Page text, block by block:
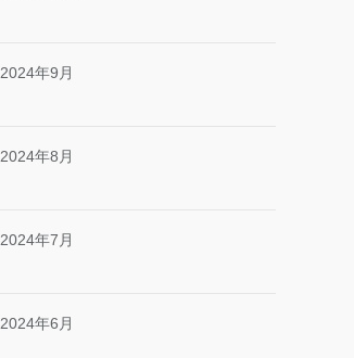
2024年9月
2024年8月
2024年7月
2024年6月